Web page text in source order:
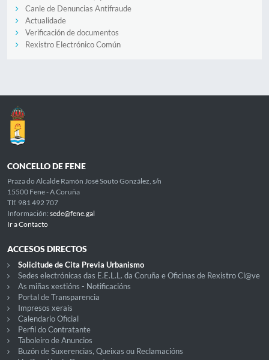
Canle de Denuncias Antifraude
Actualidade
Verificación de documentos
Rexistro Electrónico Común
CONCELLO DE FENE
Praza do Alcalde Ramón José Souto González, s/n
15500 Fene - A Coruña
Tlf. 981 492 707
Información: sede@fene.gal
Ir a Contacto
ACCESOS DIRECTOS
Solicitude de Cita Previa Urbanismo
Sedes electrónicas das E.E.L.L. da Coruña e Oficinas de Rexistro Cl@ve
As miñas xestións - Notificacións
Portal de Transparencia
Impresos xerais
Calendario Oficial
Perfil do Contratante
Taboleiro de Anuncios
Buzón de Suxerencias, Queixas ou Reclamacións